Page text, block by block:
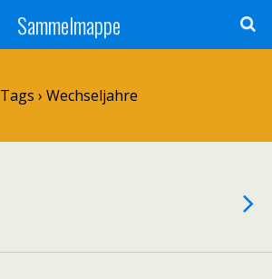
Sammelmappe
Tags › Wechseljahre